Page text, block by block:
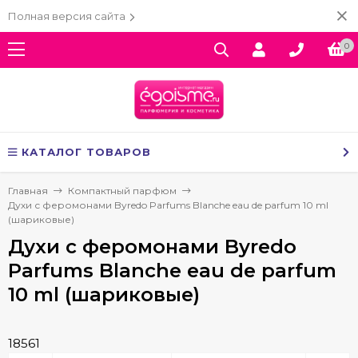
Полная версия сайта
0
КАТАЛОГ ТОВАРОВ
Главная
Компактный парфюм
Духи с феромонами Byredo Parfums Blanche eau de parfum 10 ml
(шариковые)
Духи с феромонами Byredo
Parfums Blanche eau de parfum
10 ml (шариковые)
18561